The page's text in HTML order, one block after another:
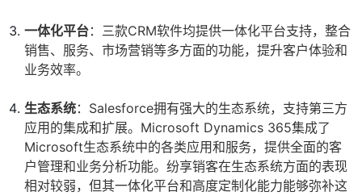
一体化平台：三款CRM软件均提供一体化平台支持，整合
销售、服务、市场营销等多方面的功能，提升客户体验和
业务效率。
生态系统：Salesforce拥有强大的生态系统，支持第三方
应用的集成和扩展。Microsoft Dynamics 365集成了
Microsoft生态系统中的各类应用和服务，提供全面的客
户管理和业务分析功能。纷享销客在生态系统方面的表现
相对较弱，但其一体化平台和高度定制化能力能够弥补这